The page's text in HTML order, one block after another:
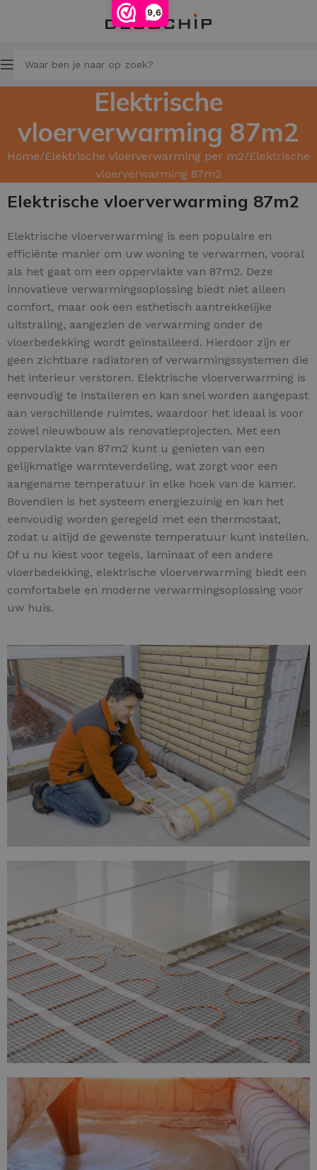
9,6
Elektrische
vloerverwarming 87m2
Home Elektrische vloerverwarming per m2 Elektrische
vloerverwarming 87m2
Elektrische vloerverwarming 87m2
Elektrische vloerverwarming is een populaire en
efficiënte manier om uw woning te verwarmen, vooral
als het gaat om een oppervlakte van 87m2. Deze
innovatieve verwarmingsoplossing biedt niet alleen
comfort, maar ook een esthetisch aantrekkelijke
uitstraling, aangezien de verwarming onder de
vloerbedekking wordt geïnstalleerd. Hierdoor zijn er
geen zichtbare radiatoren of verwarmingssystemen die
het interieur verstoren. Elektrische vloerverwarming is
eenvoudig te installeren en kan snel worden aangepast
aan verschillende ruimtes, waardoor het ideaal is voor
zowel nieuwbouw als renovatieprojecten. Met een
oppervlakte van 87m2 kunt u genieten van een
gelijkmatige warmteverdeling, wat zorgt voor een
aangename temperatuur in elke hoek van de kamer.
Bovendien is het systeem energiezuinig en kan het
eenvoudig worden geregeld met een thermostaat,
zodat u altijd de gewenste temperatuur kunt instellen.
Of u nu kiest voor tegels, laminaat of een andere
vloerbedekking, elektrische vloerverwarming biedt een
comfortabele en moderne verwarmingsoplossing voor
uw huis.